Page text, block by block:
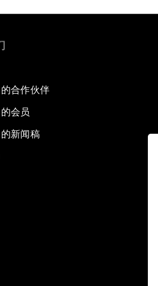
合作伙伴
会员
新闻稿